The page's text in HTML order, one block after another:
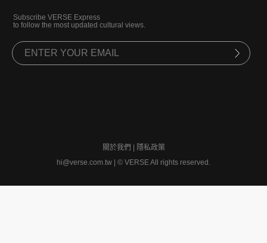
Subscribe VERSE Express
to follow the most updated cultural views.
關於我們 | 隱私政策
hi@verse.com.tw | © VERSE All rights reserved.